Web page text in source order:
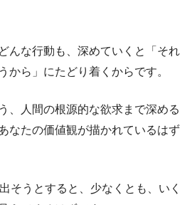
んな行動も、深めていくと「それ
から」にたどり着くからです。
、人間の根源的な欲求まで深める
なたの価値観が描かれているはず
そうとすると、少なくとも、いく